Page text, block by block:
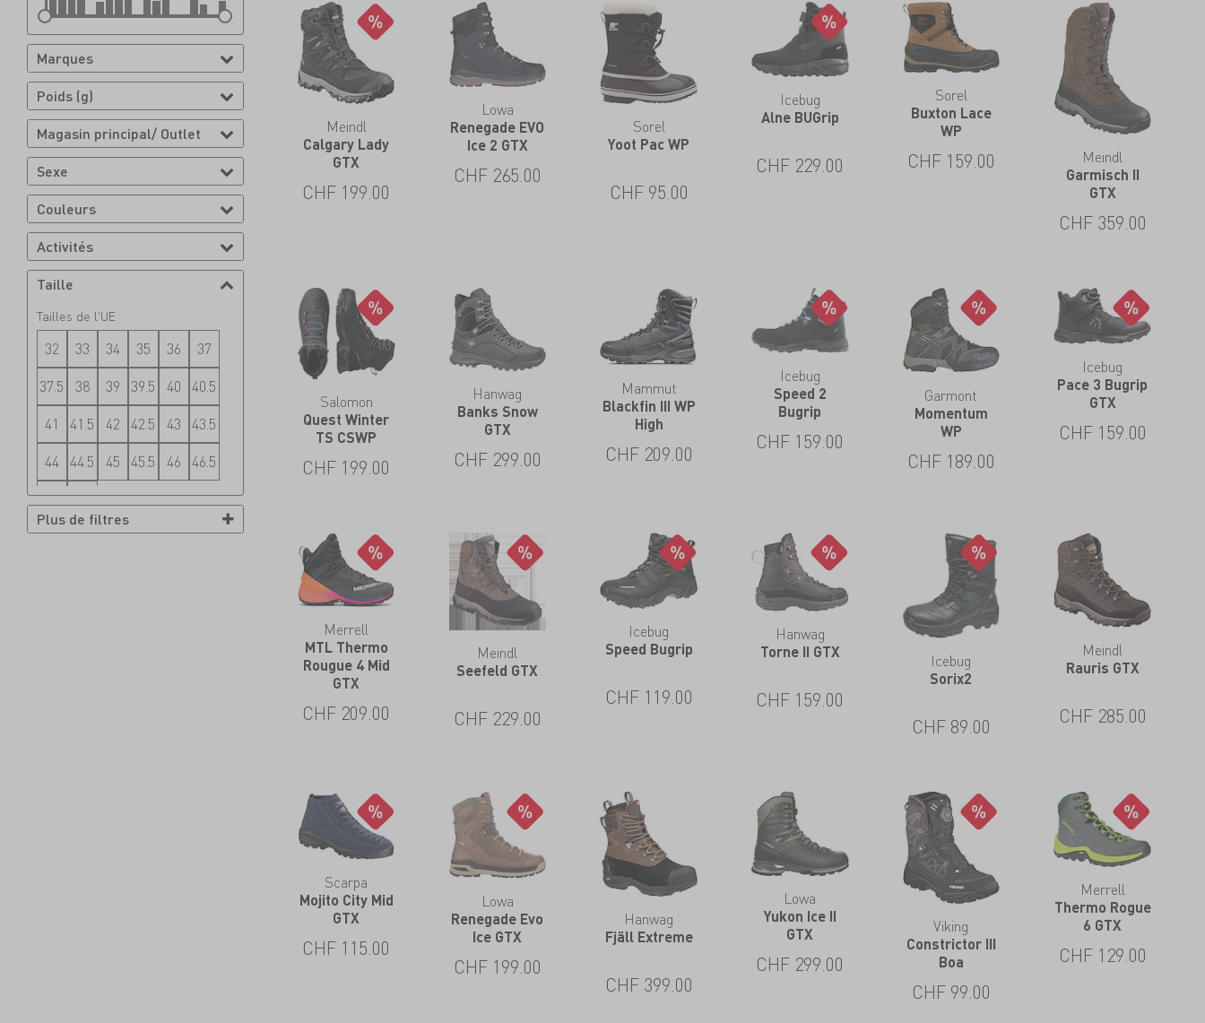
Marques
Poids (g)
Magasin principal/ Outlet
Sexe
Couleurs
Activités
Taille
Tailles de l'UE
32 33 34 35 36
37
37.5
38 39 39.5 40
40.5
41
41.5 42 42.5 43
43.5
44 44.5 45 45.5 46
46.5
47
48
Plus de filtres
Meindl
Calgary Lady
GTX
CHF 199.00
Lowa
Renegade EVO
Ice 2 GTX
CHF 265.00
Sorel
Yoot Pac WP
CHF 95.00
Icebug
Alne BUGrip
CHF 229.00
Sorel
Buxton Lace
WP
CHF 159.00 Meindl
Garmisch II
GTX
CHF 359.00
Salomon
Quest Winter
TS CSWP
CHF 199.00
Hanwag
Banks Snow
GTX
CHF 299.00
Mammut
Blackfin III WP
High
CHF 209.00
Icebug
Speed 2
Bugrip
CHF 159.00
Garmont
Momentum
WP
CHF 189.00
Icebug
Pace 3 Bugrip
GTX
CHF 159.00
Merrell
MTL Thermo
Rougue 4 Mid
GTX
CHF 209.00
Meindl
Seefeld GTX
CHF 229.00
Icebug
Speed Bugrip
CHF 119.00
Hanwag
Torne II GTX
CHF 159.00
Icebug
Sorix2
CHF 89.00
Meindl
Rauris GTX
CHF 285.00
Scarpa
Mojito City Mid
GTX
CHF 115.00
Lowa
Renegade Evo
Ice GTX
CHF 199.00
Hanwag
Fjäll Extreme
CHF 399.00
Lowa
Yukon Ice II
GTX
CHF 299.00
Viking
Constrictor III
Boa
CHF 99.00
Merrell
Thermo Rogue
6 GTX
CHF 129.00